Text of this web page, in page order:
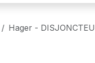
Hager -